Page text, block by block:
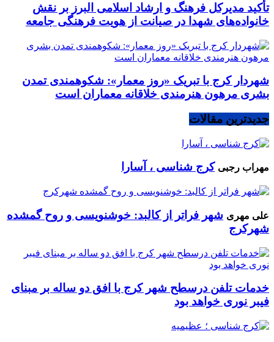
تأکید مدیرکل فرهنگ و ارشاد اسلامی البرز بر نقش
خانواده‌های شهدا در صیانت از هویت فرهنگی جامعه
شهردار کرج با تبریک «روز معمار»: شکوهمندی تمدن
بشری مرهون هنرمندی خلاقانه معماران است
جدیدترین مقالات
مهراب رجبی کرج شناسی ، آسارا
علی مهری شهر فراتر از کالبد: خوشنویسی و روح گمشده
شهرکرج
خدمات تلفن درسطح شهر کرج با افق دو ساله بر مبنای
فیبر نوری خواهد بود